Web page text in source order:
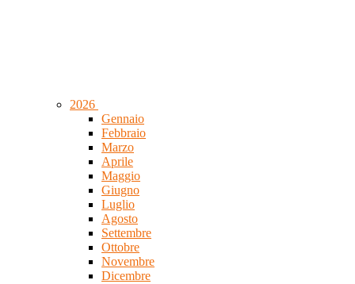
2026
Gennaio
Febbraio
Marzo
Aprile
Maggio
Giugno
Luglio
Agosto
Settembre
Ottobre
Novembre
Dicembre